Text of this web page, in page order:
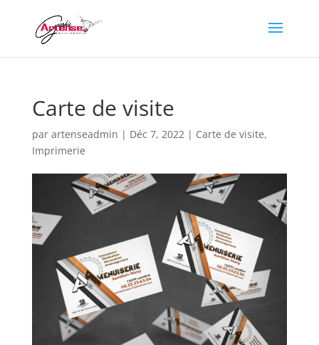
Carte de visite
par artenseadmin | Déc 7, 2022| Carte de visite,
Imprimerie